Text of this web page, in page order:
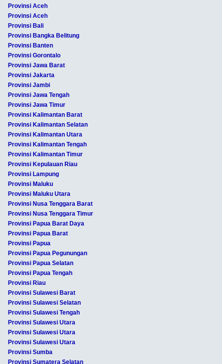
Provinsi Aceh
Provinsi Aceh
Provinsi Bali
Provinsi Bangka Belitung
Provinsi Banten
Provinsi Gorontalo
Provinsi Jawa Barat
Provinsi Jakarta
Provinsi Jambi
Provinsi Jawa Tengah
Provinsi Jawa Timur
Provinsi Kalimantan Barat
Provinsi Kalimantan Selatan
Provinsi Kalimantan Utara
Provinsi Kalimantan Tengah
Provinsi Kalimantan Timur
Provinsi Kepulauan Riau
Provinsi Lampung
Provinsi Maluku
Provinsi Maluku Utara
Provinsi Nusa Tenggara Barat
Provinsi Nusa Tenggara Timur
Provinsi Papua Barat Daya
Provinsi Papua Barat
Provinsi Papua
Provinsi Papua Pegunungan
Provinsi Papua Selatan
Provinsi Papua Tengah
Provinsi Riau
Provinsi Sulawesi Barat
Provinsi Sulawesi Selatan
Provinsi Sulawesi Tengah
Provinsi Sulawesi Utara
Provinsi Sulawesi Utara
Provinsi Sulawesi Utara
Provinsi Sumba
Provinsi Sumatera Selatan